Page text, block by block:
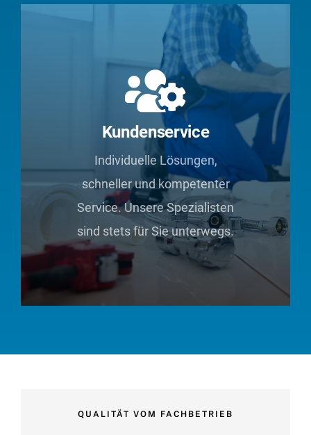
Kundenservice
Individuelle Lösungen,
schneller und kompetenter
Service. Unsere Spezialisten
sind stets für Sie unterwegs.
QUALITÄT VOM FACHBETRIEB